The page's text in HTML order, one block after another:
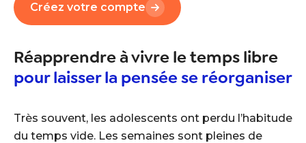
Créez votre compte
Réapprendre à vivre le temps libre
pour laisser la pensée se réorganiser
Très souvent, les adolescents ont perdu l’habitude
du temps vide. Les semaines sont pleines de